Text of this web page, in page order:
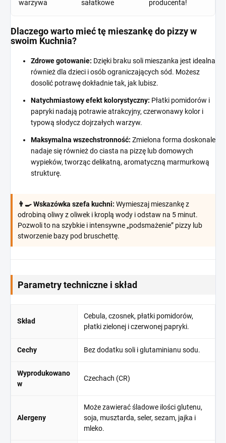
warzywa sałatkowe producenta!
Dlaczego warto mieć tę mieszankę do pizzy w
swoim Kuchnia?
Zdrowe gotowanie: Dzięki braku soli mieszanka jest idealna
również dla dzieci i osób ograniczających sód. Możesz
dosolić potrawę dokładnie tak, jak lubisz.
Natychmiastowy efekt kolorystyczny: Płatki pomidorów i
papryki nadają potrawie atrakcyjny, czerwonawy kolor i
typową słodycz dojrzałych warzyw.
Maksymalna wszechstronność: Zmielona forma doskonale
nadaje się również do ciasta na pizzę lub domowych
wypieków, tworząc delikatną, aromatyczną marmurkową
strukturę.
👨‍🍳 Wskazówka szefa kuchni: Wymieszaj mieszankę z
odrobiną oliwy z oliwek i kroplą wody i odstaw na 5 minut.
Pozwoli to na szybkie i intensywne „podsmażenie” pizzy lub
stworzenie bazy pod bruschettę.
Parametry techniczne i skład
Skład
Cebula, czosnek, płatki pomidorów,
płatki zielonej i czerwonej papryki.
Cechy Bez dodatku soli i glutaminianu sodu.
Wyprodukowano
w
Czechach (CR)
Alergeny
Może zawierać śladowe ilości glutenu,
soja, musztarda, seler, sezam, jajka i
mleko.